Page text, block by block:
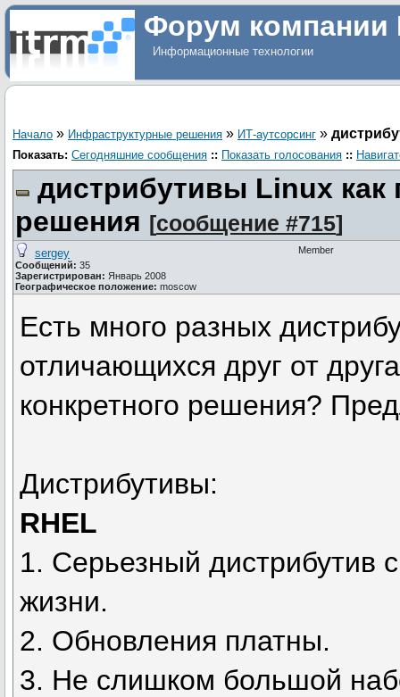
Форум компании
Информационные технологии
Начало » Инфраструктурные решения » ИТ-аутсорсинг »
Показать: Сегодняшние сообщения :: Показать голосования ::
дистрибутивы Linux
решения [сообщение #715]
sergey
Сообщений: 35
Зарегистрирован: Январь 2008
Географическое положение: moscow
Member
Есть много разных
отличающихся друг от
конкретного решения?
Дистрибутивы:
RHEL
1. Серьезный дистрибутив
жизни.
2. Обновления платны.
3. Не слишком большой